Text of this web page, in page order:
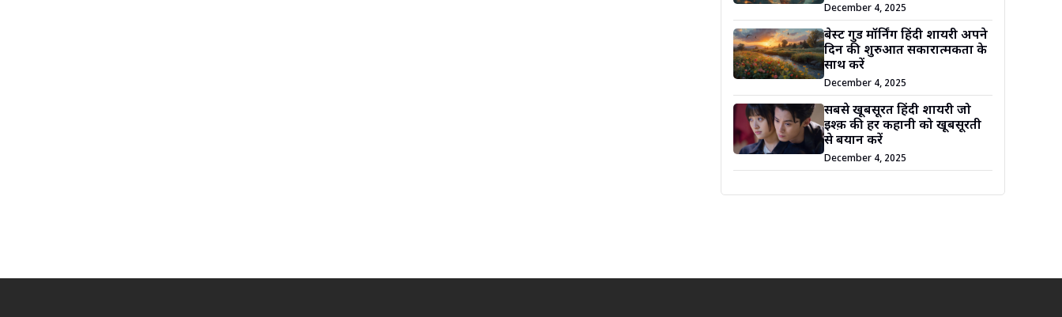
December 4, 2025
बेस्ट गुड मॉर्निंग हिंदी शायरी अपने
दिन की शुरुआत सकारात्मकता के
साथ करें
December 4, 2025
सबसे खूबसूरत हिंदी शायरी जो
इश्क़ की हर कहानी को खूबसूरती
से बयान करें
December 4, 2025